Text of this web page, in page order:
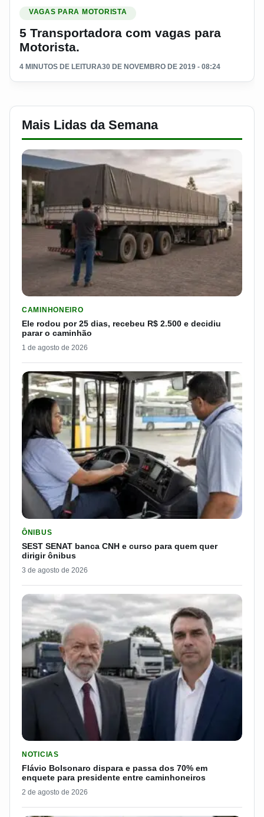
VAGAS PARA MOTORISTA
5 Transportadora com vagas para
Motorista.
4 MINUTOS DE LEITURA30 DE NOVEMBRO DE 2019 - 08:24
Mais Lidas da Semana
CAMINHONEIRO
Ele rodou por 25 dias, recebeu R$ 2.500 e decidiu
parar o caminhão
1 de agosto de 2026
ÔNIBUS
SEST SENAT banca CNH e curso para quem quer
dirigir ônibus
3 de agosto de 2026
NOTICIAS
Flávio Bolsonaro dispara e passa dos 70% em
enquete para presidente entre caminhoneiros
2 de agosto de 2026